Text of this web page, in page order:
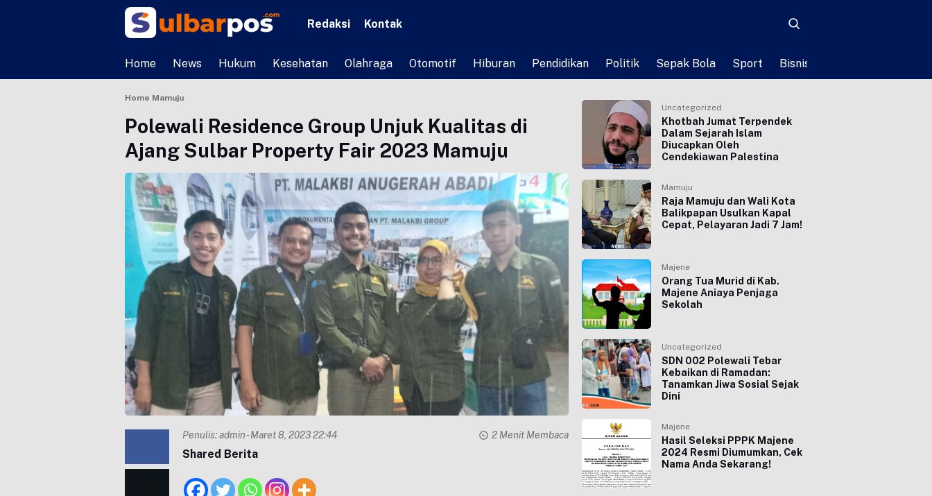
Redaksi Kontak
Home News Hukum Kesehatan Olahraga Otomotif Hiburan Pendidikan Politik Sepak Bola Sport Bisnis
Home Mamuju
Polewali Residence Group Unjuk Kualitas di
Ajang Sulbar Property Fair 2023 Mamuju
Penulis:admin- Maret 8, 2023 22:44 2 Menit Membaca
Shared Berita
Uncategorized
Khotbah Jumat Terpendek
Dalam Sejarah Islam
Diucapkan Oleh
Cendekiawan Palestina
Mamuju
Raja Mamuju dan Wali Kota
Balikpapan Usulkan Kapal
Cepat, Pelayaran Jadi 7 Jam!
Majene
Orang Tua Murid di Kab.
Majene Aniaya Penjaga
Sekolah
Uncategorized
SDN 002 Polewali Tebar
Kebaikan di Ramadan:
Tanamkan Jiwa Sosial Sejak
Dini
Majene
Hasil Seleksi PPPK Majene
2024 Resmi Diumumkan, Cek
Nama Anda Sekarang!